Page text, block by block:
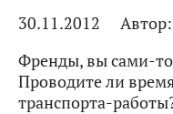
30.11.2012 Автор:
Френды, вы сами-
Проводите ли
транспорта-